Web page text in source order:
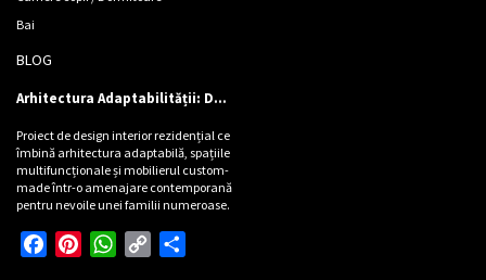
Bai
BLOG
Arhitectura Adaptabilității: Design de locuință pentru Cinci Personalități
Proiect de design interior rezidențial ce
îmbină arhitectura adaptabilă, spațiile
multifuncționale și mobilierul custom-
made într-o amenajare contemporană
pentru nevoile unei familii numeroase.
FacebookPinterestWhatsApp
Copy